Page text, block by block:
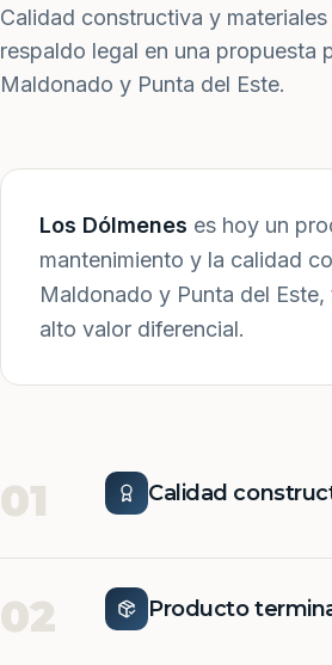
Calidad constructiva y
respaldo legal en una propuesta
Maldonado y Punta del Este.
Los Dólmenes es hoy un
mantenimiento y la calidad
Maldonado y Punta del
alto valor diferencial.
01 Calidad
02 Producto